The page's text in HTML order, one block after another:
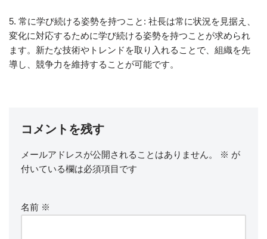
5. 常に学び続ける姿勢を持つこと: 社長は常に状況を見据え、
変化に対応するために学び続ける姿勢を持つことが求められ
ます。新たな技術やトレンドを取り入れることで、組織を先
導し、競争力を維持することが可能です。
コメントを残す
メールアドレスが公開されることはありません。 ※ が
付いている欄は必須項目です
名前 ※